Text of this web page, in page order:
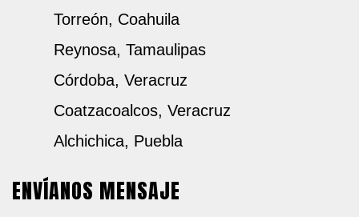
Torreón, Coahuila
Reynosa, Tamaulipas
Córdoba, Veracruz
Coatzacoalcos, Veracruz
Alchichica, Puebla
ENVÍANOS MENSAJE